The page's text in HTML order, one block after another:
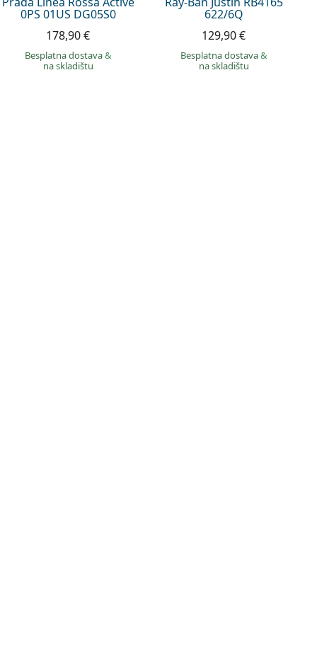
0PS 01US DG05S0
178,90 €
Besplatna dostava&
na skladištu
622/6Q
129,90 €
Besplatna dostava&
na skladištu